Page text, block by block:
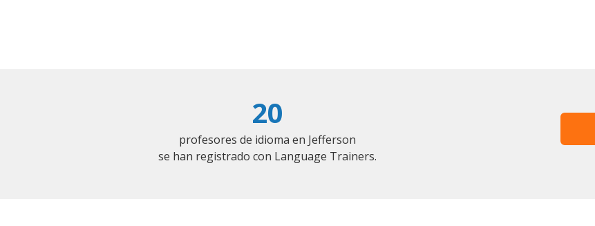
20
profesores de idioma en Jefferson
se han registrado con Language Trainers.